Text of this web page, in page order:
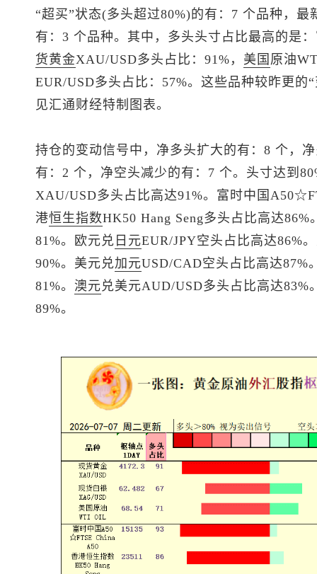
“超买”状态(多头超过80%)的有：7 个品种，
有：3 个品种。其中，多头头寸占比最高的是
货黄金XAU/USD多头占比：91%， 美国 原油
EUR/USD多头占比：57%。这些品种较昨更的
见汇通财经特制图表。
持仓的变动信号中，净多头扩大的有：8 个，
有：2 个，净空头减少的有：7 个。头寸达到
XAU/USD多头占比高达91%。富时中国
港恒生指数HK50 Hang Seng多头占比高达86%
81%。欧元兑 日元EUR/JPY空头占比高达86%。
90%。 美元兑加元USD/CAD空头占比高达87%
81%。 澳元兑美元AUD/USD多头占比高达83%
89%。